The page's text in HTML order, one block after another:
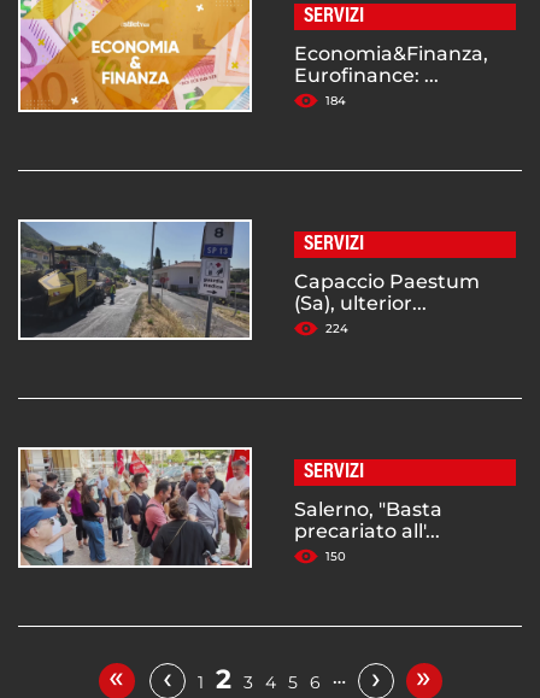
SERVIZI
Economia&Finanza,
Eurofinance: ...
184
SERVIZI
Capaccio Paestum
(Sa), ulterior...
224
SERVIZI
Salerno, "Basta
precariato all'...
150
« ‹ 1 2 3 4 5 6 … › »